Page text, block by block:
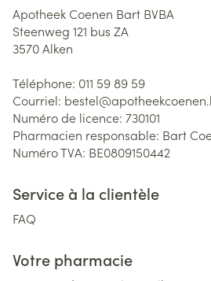
Apotheek Coenen Bart BVBA
Steenweg 121 bus ZA
3570Alken
Téléphone: 011 59 89 59
Courriel: bestel@
Numéro de licence: 730101
Pharmacien responsable: Bart
Numéro TVA: BE0809150442
Service à la clientèle
FAQ
Votre pharmacie